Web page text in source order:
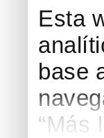
Esta
base
“Más